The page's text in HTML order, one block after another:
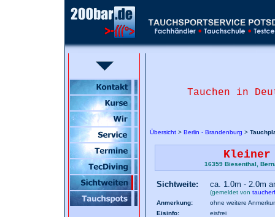
Tauchen in
Übersicht > Berlin - Brandenburg >
Kleiner
16359 Biesenthal,
Sichtweite: ca. 1.0m - 2.0m
(gemeldet von
Anmerkung:
ohne weitere
Eisinfo:
eisfrei